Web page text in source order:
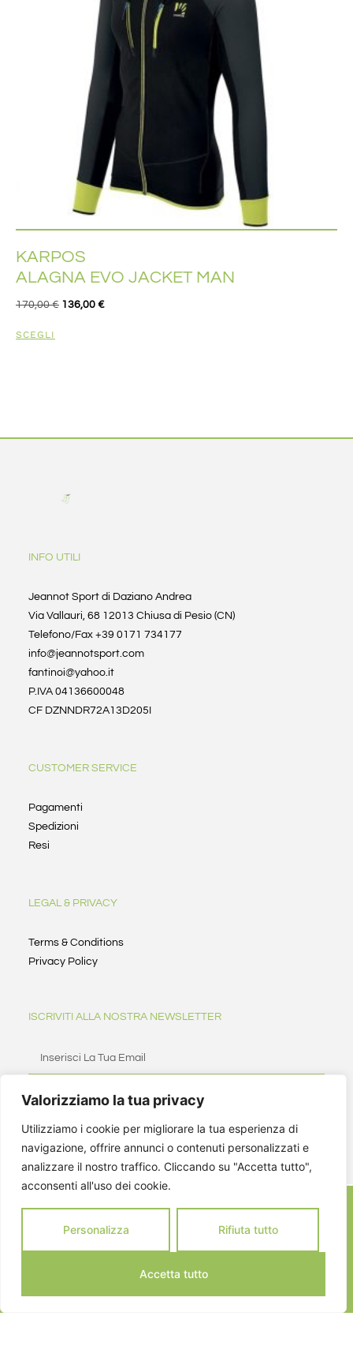
Valorizziamo la tua privacy
Utilizziamo i cookie per migliorare la tua esperienza di
navigazione, offrire annunci o contenuti personalizzati e
analizzare il nostro traffico. Cliccando su "Accetta tutto",
acconsenti all'uso dei cookie.
Personalizza Rifiuta tutto
Accetta tutto
KARPOS
ALAGNA EVO JACKET MAN
170,00€ 136,00 €
SCEGLI
INFO UTILI
Jeannot Sport di Daziano Andrea
Via Vallauri, 68 12013 Chiusa di Pesio (CN)
Telefono/Fax +39 0171 734177
info@jeannotsport.com
fantinoi@yahoo.it
P.IVA 04136600048
CF DZNNDR72A13D205I
CUSTOMER SERVICE
Pagamenti
Spedizioni
Resi
LEGAL & PRIVACY
Terms & Conditions
Privacy Policy
ISCRIVITI ALLA NOSTRA NEWSLETTER